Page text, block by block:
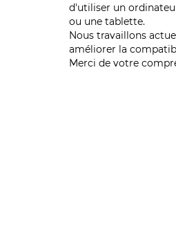
d'utiliser un
ou une tablette.
Nous travaillons
améliorer la
Merci de votre